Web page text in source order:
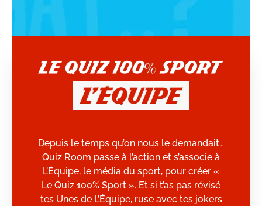
Depuis le temps qu’on nous le demandait…
Quiz Room passe à l’action et s’associe à
L’Équipe, le média du sport, pour créer «
Le Quiz 100% Sport ». Et si t’as pas révisé
tes Unes de L’Équipe, ruse avec tes jokers